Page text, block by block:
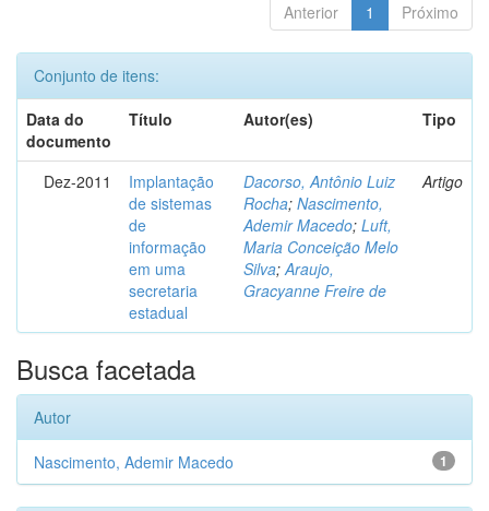
Anterior 1 Próximo
Conjunto de itens:
Data do
documento
Título Autor(es) Tipo
Dez-2011
Implantação
de sistemas
de
informação
em uma
secretaria
estadual
Dacorso, Antônio Luiz
Rocha; Nascimento,
Ademir Macedo; Luft,
Maria Conceição Melo
Silva;Araujo,
Gracyanne Freire de
Artigo
Busca facetada
Autor
1
Nascimento, Ademir Macedo